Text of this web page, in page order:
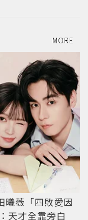
MORE
曦薇「四敗愛因
天才全靠旁白